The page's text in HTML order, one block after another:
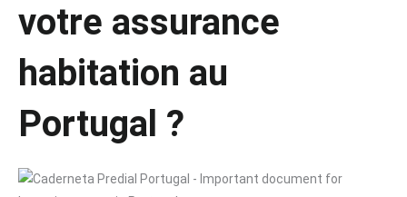
votre assurance
habitation au
Portugal ?